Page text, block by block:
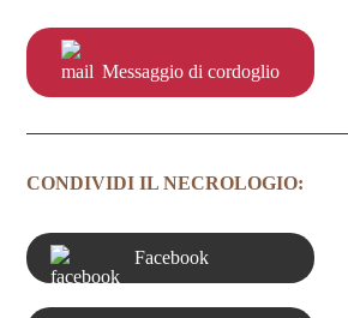
Messaggio di cordoglio
CONDIVIDI IL NECROLOGIO:
Facebook